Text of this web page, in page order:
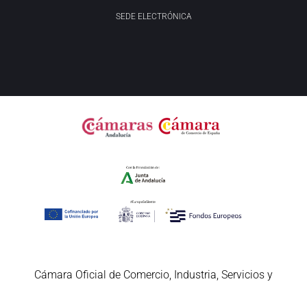
SEDE ELECTRÓNICA
Cámara Oficial de Comercio, Industria, Servicios y